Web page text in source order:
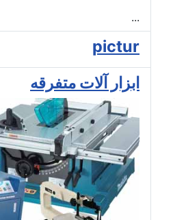
...
pictur
ابزار آلات متفرقه